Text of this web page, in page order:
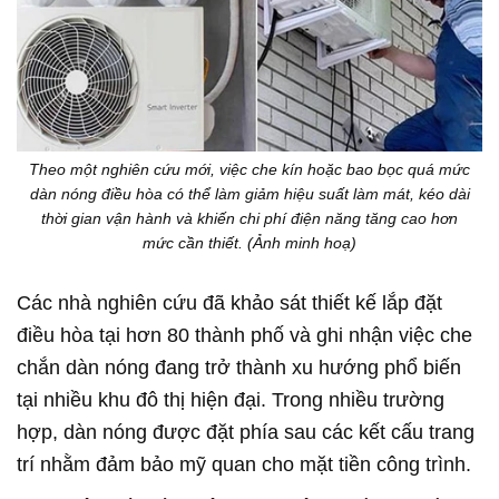
Theo một nghiên cứu mới, việc che kín hoặc bao bọc quá mức
dàn nóng điều hòa có thể làm giảm hiệu suất làm mát, kéo dài
thời gian vận hành và khiến chi phí điện năng tăng cao hơn
mức cần thiết. (Ảnh minh hoạ)
Các nhà nghiên cứu đã khảo sát thiết kế lắp đặt
điều hòa tại hơn 80 thành phố và ghi nhận việc che
chắn dàn nóng đang trở thành xu hướng phổ biến
tại nhiều khu đô thị hiện đại. Trong nhiều trường
hợp, dàn nóng được đặt phía sau các kết cấu trang
trí nhằm đảm bảo mỹ quan cho mặt tiền công trình.